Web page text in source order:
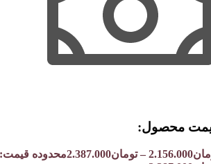
محصول:​
2.156.000
– تومان2.387.000